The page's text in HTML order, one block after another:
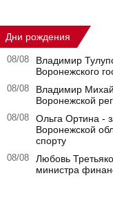
Дни рождения
08/08
Владимир
Воронежского
08/08
Владимир
Воронежской
08/08
Ольга Ортина -
Воронежской
спорту
08/08
Любовь
министра